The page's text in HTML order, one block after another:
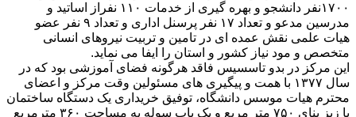
۱۷۰۰نفر دانشجو و بهره گیری از خدمات ۱۱۰ نفراز اساتید و
مدرسین مدعو و تعداد ۱۷ نفر پرسنل اداری و تعداد ۹ نفر عضو
هیات علمی نقش عمده ای در تامین و تربیت نیروهای انسانی
متخصص و مود نیاز کشور و استان را ایفا می نماید.
این مرکز در بدو تاسسیس فاقد هرگونه فضای آموزشی بود که در
سال ۱۳۷۷ با همت و پیگیری های مسئولین وقت مرکز و اعضای
محترم هیات موسس دانشگاه، توفیق خریداری یک دستگاه ساختمان
با زیز بنای ۷۵۰ متر مربع و یک باب سوله به مساحت ۳۶۰ مترمربع